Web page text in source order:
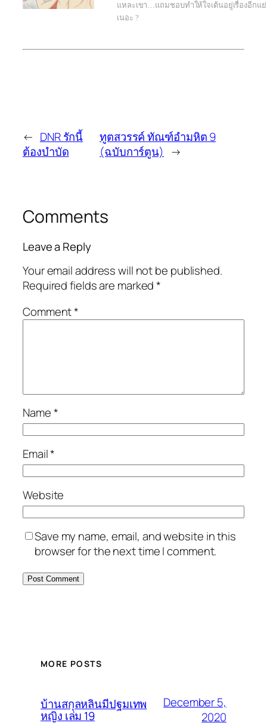
แหละเขา…แถมชอบทำให้ใจเต้นอยู่เรื่องอีกแย่
เนอะ ?
← DNR รักนี้
ต้องบำบัด
ทูตสวรรค์ ทัณฑ์อำมหิต 9
(ฉบับการ์ตูน) →
Comments
Leave a Reply
Your email address will not be published.
Required fields are marked*
Comment*
Name*
Email*
Website
Save my name, email, and website in this
browser for the next time I comment.
MORE POSTS
บ้านสกุลหลินมีปฐมเทพ
หญิง เล่ม 19
December 5,
2020